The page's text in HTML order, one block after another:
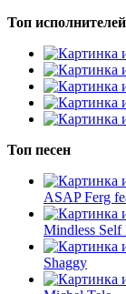
Топ исполнителей
Топ песен
ASAP Ferg
Mindless Self
Shaggy